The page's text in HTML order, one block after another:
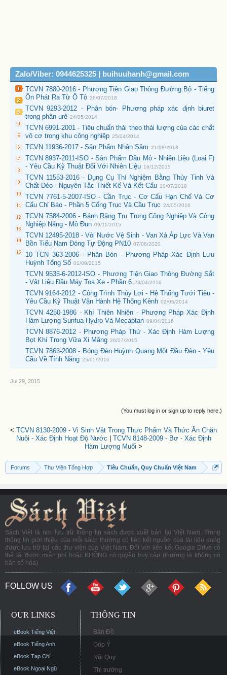
Zalo/Viber: 0944625325 | buihuuhanh@gmail.com
TCVN 7880-2016 - Phương Tiện Giao Thông Đường Bộ - Tiếng
Ồn Phát Ra Từ Ô Tô 26/07/2018
TCVN 9293-2012 - Phân bón- Phương pháp xác định biuret
trong phân urê 24/05/2014
TCVN 6991-2001 - Tiêu chuẩn thải theo thải lượng của các chất
vô cơ trong khu công nghiệp 25/04/2014
TCVN 11936-2017 - Sản Phẩm Nhân Sâm 21/08/2018
TCVN 8937-2011-ISO - Sản Phẩm Dầu Mỏ - Nhiên Liệu (Loại F)
- Yêu Cầu Kỹ Thuật Đối Với Nhiên Liệu 16/12/2015
TCVN 11553-2016 - Dụng Cụ Thí Nghiệm Bằng Thủy Tinh Và
Chất Dẻo - Nguyên Tắc Thiết Kế Và Kết Cấu 10/07/2018
TCVN 7761-5-2007-ISO - Cần Trục - Cơ Cấu Hạn Chế Và Cơ
Cấu Chỉ Báo - Phần 5 Cổng Trục Và Cầu Trục 24/05/2016
TCVN 7584-2006 - Bánh Răng Trụ Trong Công Nghiệp Và Công
Nghiệp Nặng - Mô Đun 09/11/2015
TCVN 12495-2018 - Vòi Nước Vệ Sinh - Van Xả Áp Lực Và Van
Bồn Tiểu Nam Đóng Tự Động PN10 07/08/2020
10 TCN 363-2006 - Phân Bón - Phương Pháp Xác Định Lưu
Huỳnh Tổng Số 01/09/2015
TCVN 9535-6-2012-ISO - Phương Tiện Giao Thông Đường Sắt
- Vật Liệu Đầu Máy Toa Xe - Phần 6 23/04/2016
TCVN 9164-2012 - Công Trình Thủy Lợi - Hệ Thống Tưới Tiêu -
Yêu Cầu Kỹ Thuật Vận Hành Hệ Thống Kênh 02/05/2014
TCVN 4250-1986 - Khí Thiên Nhiên - Phương Pháp Xác Định
Hàm Lượng Sunfua Hyđro Và Mecaptan 09/04/2016
TCVN 8876-2012 - Phương Pháp Thử - Xác Định Hàm Lượng
Bọt Khí Trong Vữa Xi Măng 26/07/2015
TCVN 7863-2008 - Bóng Đèn Huỳnh Quang Một Đầu Đèn - Yêu
Cầu Về Tính Năng 25/05/2016
Jul 29, 2015
(You must log in or sign up to reply here.)
< TCVN 8130-2009 - Vi Sinh Vật Trong Thực Phẩm Và Thức Ăn Chăn
Nuôi - Xác Định Hoạt Độ Nước
TCVN 8148-2009 - Bơ - Xác Định
Hàm Lượng Muối >
Forums Thư Viện Tổng Hợp Tiêu Chuẩn, Quy Chuẩn Việt Nam
Sách Việt là nơi lưu trữ thông tin sách được xuất bản tại Việt Nam. Trong
thông tin giới thiệu của mỗi sách thường có liên kết nguồn của tài liệu đang
được lưu trữ tại các thư viện của Việt Nam. Đối với liên kết Google Drive có
thể tải được miễn phí hoặc KHÔNG có quyền truy cập (thường là không có
bản số hóa).
FOLLOW US
OUR LINKS
eBook Tiếng Việt
eBook Tiếng Anh
eBook Tạp Chí
eBook Ngoại Ngữ
THÔNG TIN
Bản Đồ
Góp Ý
Nội Quy
Thị trường